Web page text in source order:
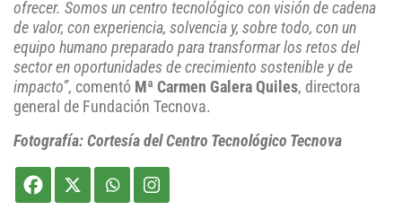
ofrecer. Somos un centro tecnológico con visión de cadena
de valor, con experiencia, solvencia y, sobre todo, con un
equipo humano preparado para transformar los retos del
sector en oportunidades de crecimiento sostenible y de
impacto”, comentó Mª Carmen Galera Quiles, directora
general de Fundación Tecnova.
Fotografía: Cortesía del Centro Tecnológico Tecnova